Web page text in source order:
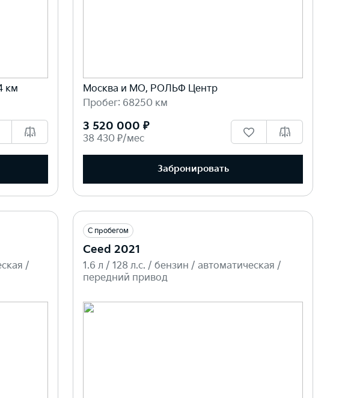
км
Москва и МО, РОЛЬФ Центр
Пробег: 68250 км
3 520 000 ₽
38 430 ₽/мес
Забронировать
/
С пробегом
Ceed 2021
1.6 л / 128 л.c. / бензин / автоматическая /
передний привод